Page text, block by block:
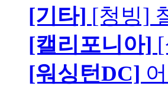
[기타] [청빙]
[캘리포니아]
[워싱턴DC]